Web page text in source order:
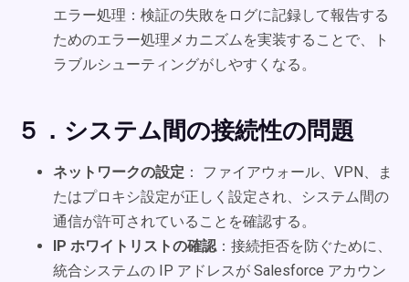
エラー処理：検証の失敗をログに記録して報告する
ためのエラー処理メカニズムを実装することで、ト
ラブルシューティングがしやすくなる。
５．システム間の接続性の問題
ネットワークの設定 ： ファイアウォール、VPN、ま
たはプロキシ設定が正しく設定され、システム間の
通信が許可されていることを確認する。
IP ホワイトリストの確認：接続拒否を防ぐために、
統合システムの IP アドレスが Salesforce アカウン